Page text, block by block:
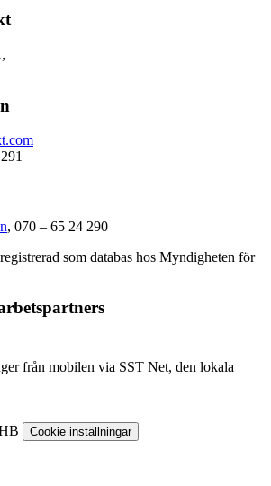
, 070 – 65 24 290
som databas hos Myndigheten för
från mobilen via SST Net, den lokala
Cookie inställningar